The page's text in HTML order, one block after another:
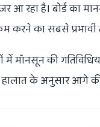
आ रहा है। बोर्ड का
करने का सबसे प्रभावी
में मॉनसून की
के अनुसार आगे की